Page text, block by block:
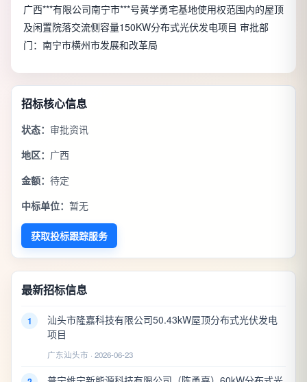
广西***有限公司南宁市***号黄学勇宅基地使用权范围内的屋顶
及闲置院落交流侧容量150KW分布式光伏发电项目 审批部
门：南宁市横州市发展和改革局
招标核心信息
状态： 审批资讯
地区： 广西
金额： 待定
中标单位： 暂无
获取投标跟踪服务
最新招标信息
1
汕头市隆嘉科技有限公司50.43kW屋顶分布式光伏发电
项目
广东汕头市 · 2026-06-23